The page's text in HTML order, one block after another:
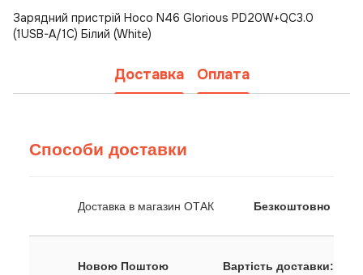
Зарядний пристрій Hoco N46 Glorious PD20W+QC3.0
(1USB-A/1C) Білий (White)
Доставка Оплата
Способи доставки
Доставка в магазин ОТАК Безкоштовно
Новою Поштою Вартість доставки: